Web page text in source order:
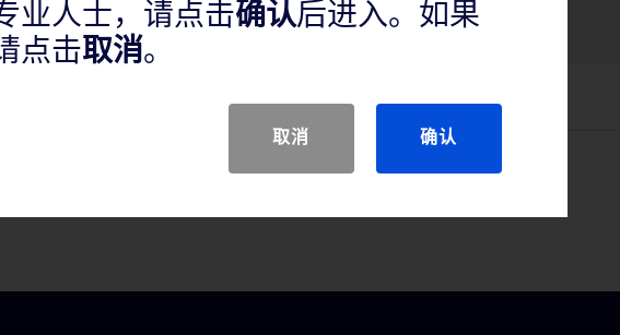
产品说明
业人士，请点击确认后进入。如果
点击取消。
取消 确认